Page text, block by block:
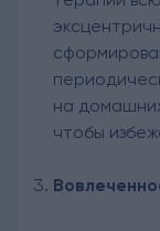
на
чтобы